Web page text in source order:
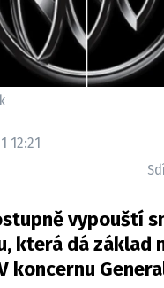
ČESKÝ TRH
TUNING
PROFI
NOVINKY ZE SVĚTA EV
TESTY ELEKTROMOBILŮ
RALLY
OSTATNÍ
12:21
vypouští
která dá základ
koncernu